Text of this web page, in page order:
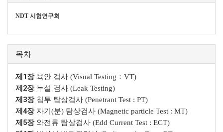
NDT 시험연구회
목차
제1장 육안 검사 (Visual Testing：VT)
제2장누설 검사 (Leak Testing)
제3장 침투 탐상검사 (Penetrant Test : PT)
제4장자기(분) 탐상검사 (Magnetic particle Test : MT)
제5장와전류 탐상검사 (Edd Current Test : ECT)